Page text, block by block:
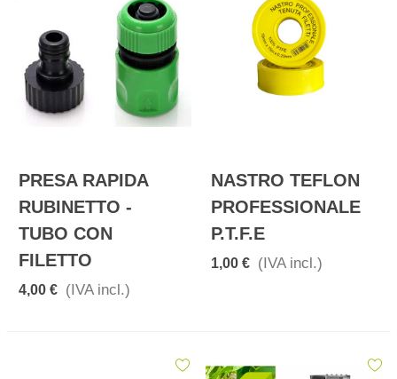
PRESA RAPIDA
RUBINETTO -
TUBO CON
FILETTO
4,00 € (IVA incl.)
NASTRO TEFLON
PROFESSIONALE
P.T.F.E
1,00 € (IVA incl.)